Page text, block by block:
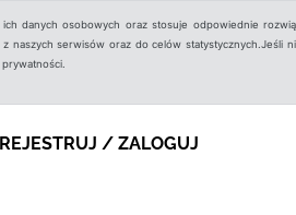
danych osobowych oraz stosuje odpowiednie
serwisów oraz do celów statystycznych.Jeśli
/ ZALOGUJ